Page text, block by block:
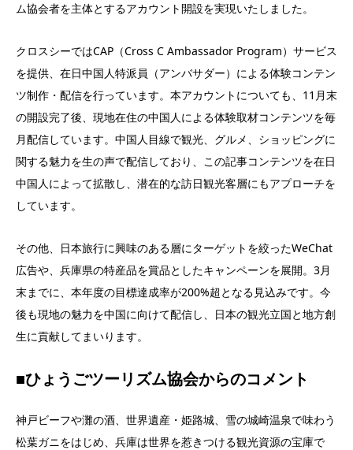
ム協会者を主体とするアカウント開設を実現いたしました。
クロスシーではCAP（Cross C Ambassador Program）サービス
を提供、在日中国人特派員（アンバサダー）による体験コンテン
ツ制作・配信を行っています。本アカウントについても、11月末
の開設完了後、現地在住の中国人による体験取材コンテンツを毎
月配信しています。中国人目線で観光、グルメ、ショッピングに
関する魅力を生の声で配信しており、この記事コンテンツを在日
中国人によって拡散し、潜在的な訪日観光客層にもアプローチを
しています。
その他、日本旅行に興味のある層にターゲットを絞ったWeChat
広告や、兵庫県の特産品を賞品としたキャンペーンを展開。3月
末までに、本年度の目標達成率が200%超となる見込みです。今
後も現地の魅力を中国に向けて配信し、日本の観光立国と地方創
生に貢献してまいります。
■ひょうごツーリズム協会からのコメント
神戸ビーフや灘の酒、世界遺産・姫路城、雪の城崎温泉で味わう
松葉ガニをはじめ、兵庫は世界を惹きつける観光資源の宝庫で